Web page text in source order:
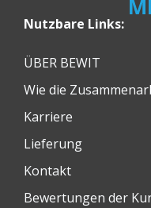
Nutzbare Links:
ÜBER BEWIT
Wie die
Karriere
Lieferung
Kontakt
Bewertungen der